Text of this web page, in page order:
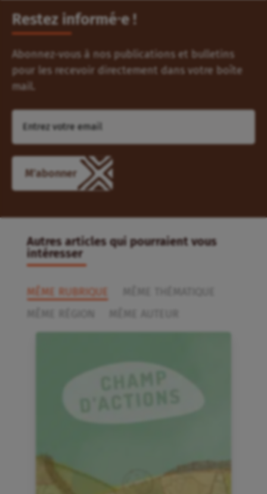
Restez informé⸱e !
Abonnez-vous à nos publications et bulletins
pour les recevoir directement dans votre boîte
mail.
Autres articles qui pourraient vous
intéresser
MÊME RUBRIQUE